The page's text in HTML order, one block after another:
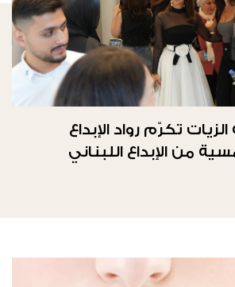
الزيات تكرّم رواد الإبداع
من الإبداع اللبناني